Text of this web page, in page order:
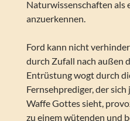
Naturwissenschaften als
anzuerkennen.
Ford kann nicht
durch Zufall nach außen
Entrüstung wogt durch
Fernsehprediger, der
Waffe Gottes sieht,
zu einem wütenden und